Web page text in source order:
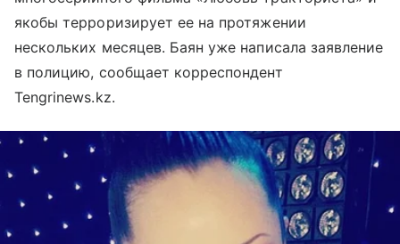
якобы терроризирует ее на протяжении
нескольких месяцев. Баян уже написала заявление
в полицию, сообщает корреспондент
Tengrinews.kz.